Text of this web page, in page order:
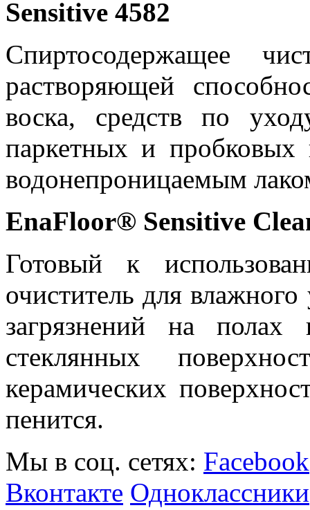
Sensitive 4582
Спиртосодержащее
растворяющей
воска, средств по
паркетных и
водонепроницаемым
EnaFloor® Sensitive
Готовый к
очиститель для
загрязнений на полах
стеклянных
керамических
пенится.
Мы в соц. сетях: Facebook
Вконтакте Одноклассники